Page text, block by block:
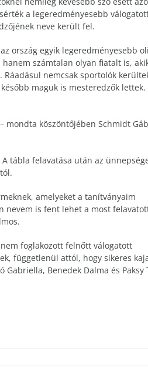
a legeredményesebb
neve került fel.
ország egyik legeredményesebb
számtalan olyan fiatalt is,
nemcsak sportolók
maguk is mesteredzők lettek.
mondta köszöntőjében Schmidt
tábla felavatása után az
amelyeket a tanítványaim
nevem is fent lehet a most
foglakozott felnőtt válogatott
függetlenül attól, hogy sikeres
Benedek Dalma és Paksy